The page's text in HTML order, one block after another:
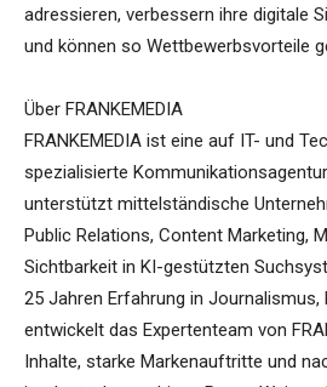
adressieren, verbessern ihre digitale
und können so Wettbewerbsvorteile
Über FRANKEMEDIA
FRANKEMEDIA ist eine auf IT- und
spezialisierte
unterstützt mittelständische
Public Relations, Content Marketing,
Sichtbarkeit in KI-gestützten
25 Jahren Erfahrung in Journalismus,
entwickelt das Expertenteam von
Inhalte, starke Markenauftritte und